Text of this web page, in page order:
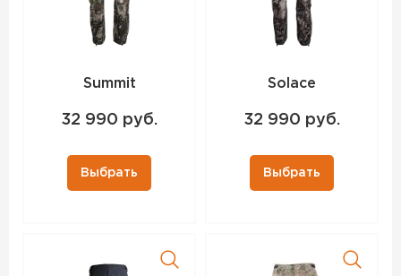
Summit
32 990 руб.
Выбрать
Solace
32 990 руб.
Выбрать